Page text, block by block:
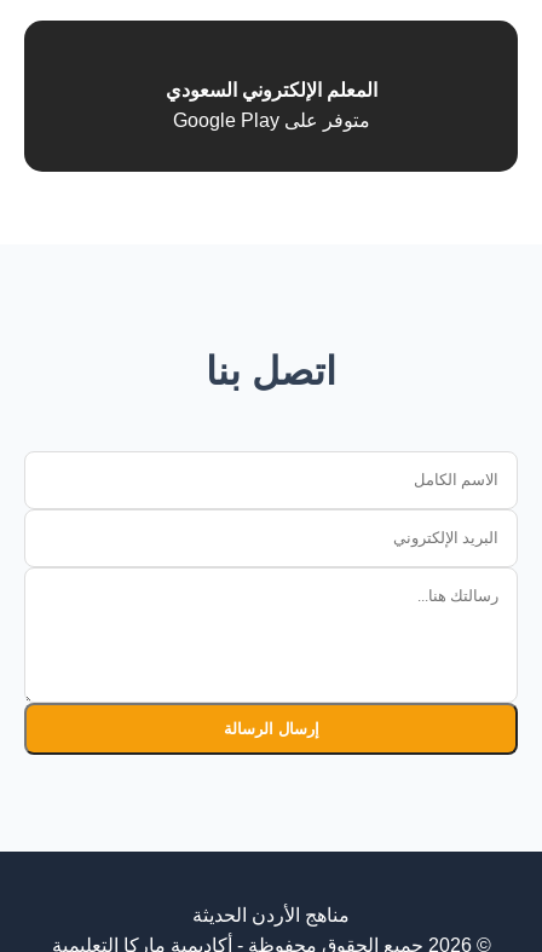
المعلم الإلكتروني السعودي
متوفر على Google Play
اتصل بنا
إرسال الرسالة
مناهج الأردن الحديثة
© 2026 جميع الحقوق محفوظة - أكاديمية ماركا التعليمية